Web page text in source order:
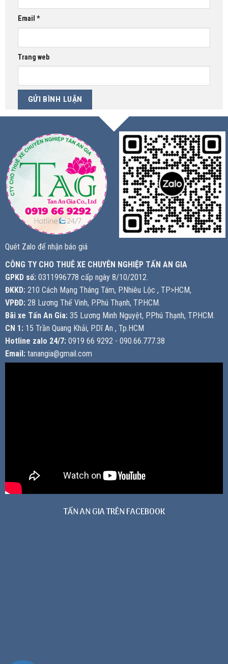
Email *
Trang web
Quét Zalo để nhận báo giá
CÔNG TY CHO THUÊ XE CHUYÊN NGHIỆP TẤN AN GIA
GPKD số: 0311996778 cấp ngày 8/10/2012.
ĐKKD: 210 Cách Mạng Tháng Tám, P.Nhiêu Lộc , TP>HCM,
VPĐD: 28 Lương Thế Vinh, P.Phú Thạnh, TP.HCM.
Bãi xe Tấn An Gia: 35 Lương Minh Nguyệt, P.Phú Thạnh, TP.HCM.
CN 1: 15 Trần Quang Khải, P.Dĩ An , Tp.HCM
Hotline zalo 24/7: 0919 66 9292 - 090.66.777.38
Email: tanangia@gmail.com
TẤN AN GIA TRÊN FACEBOOK